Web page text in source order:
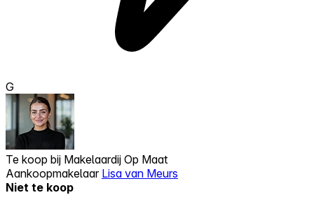
G
Te koop bij Makelaardij Op Maat
Aankoopmakelaar Lisa van Meurs
Niet te koop